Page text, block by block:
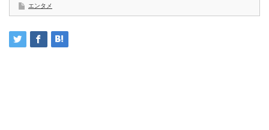
エンタメ